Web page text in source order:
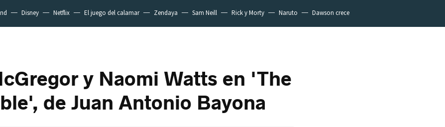
Disney Netflix El juego del calamar Zendaya Sam Neill Rick y Morty Naruto Dawson crece
y Naomi Watts en 'The
de Juan Antonio Bayona